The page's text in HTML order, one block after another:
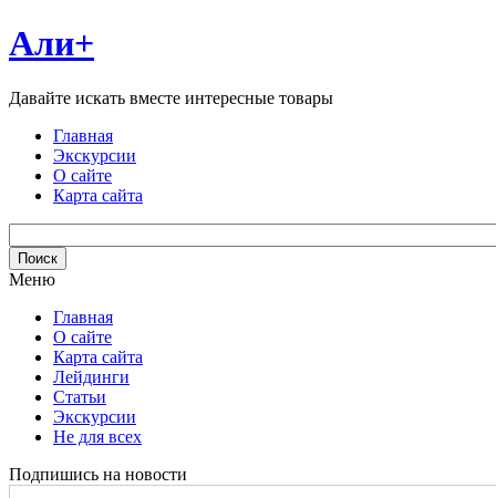
Али+
Давайте искать вместе интересные товары
Главная
Экскурсии
О сайте
Карта сайта
Меню
Главная
О сайте
Карта сайта
Лейдинги
Статьи
Экскурсии
Не для всех
Подпишись на новости